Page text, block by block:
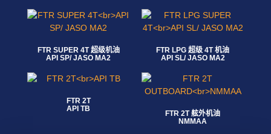
FTR SUPER 4T 超级机油
API SP/ JASO MA2
FTR LPG 超级 4T 机油
API SL/ JASO MA2
FTR 2T
API TB
FTR 2T 舷外机油
NMMAA